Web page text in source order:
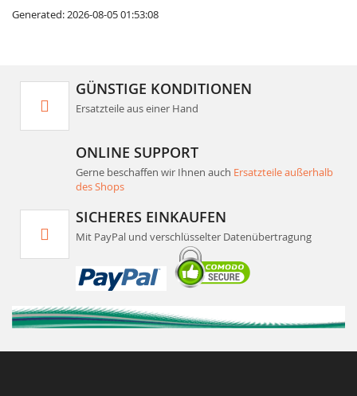
Generated: 2026-08-05 01:53:08
GÜNSTIGE KONDITIONEN
Ersatzteile aus einer Hand
ONLINE SUPPORT
Gerne beschaffen wir Ihnen auch Ersatzteile außerhalb
des Shops
SICHERES EINKAUFEN
Mit PayPal und verschlüsselter Datenübertragung